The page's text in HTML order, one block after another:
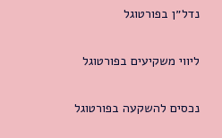
נדל״ן בפורטוגל
ליווי משקיעים בפורטוגל
נכסים להשקעה בפורטוגל